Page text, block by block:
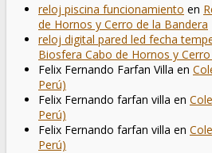
reloj piscina funcionamiento en
de Hornos y Cerro de la Bandera
reloj digital pared led fecha
Biosfera Cabo de Hornos y
Felix Fernando Farfan Villa en
Perú)
Felix Fernando farfan villa en
Perú)
Felix Fernando farfan villa en
Perú)